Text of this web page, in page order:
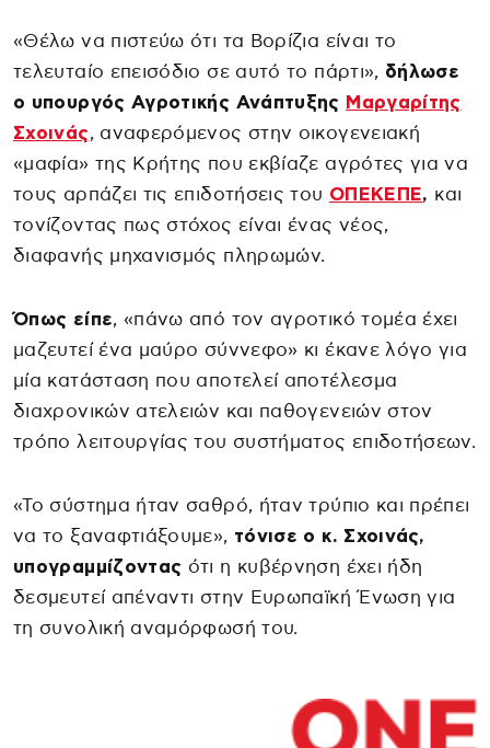
«Θέλω να πιστεύω ότι τα Βορίζια είναι το
τελευταίο επεισόδιο σε αυτό το πάρτι», δήλωσε
ο υπουργός Αγροτικής Ανάπτυξης Μαργαρίτης
Σχοινάς, αναφερόμενος στην οικογενειακή
«μαφία» της Κρήτης που εκβίαζε αγρότες για να
τους αρπάζει τις επιδοτήσεις του ΟΠΕΚΕΠΕ, και
τονίζοντας πως στόχος είναι ένας νέος,
διαφανής μηχανισμός πληρωμών.
Όπως είπε, «πάνω από τον αγροτικό τομέα έχει
μαζευτεί ένα μαύρο σύννεφο» κι έκανε λόγο για
μία κατάσταση που αποτελεί αποτέλεσμα
διαχρονικών ατελειών και παθογενειών στον
τρόπο λειτουργίας του συστήματος επιδοτήσεων.
«Το σύστημα ήταν σαθρό, ήταν τρύπιο και πρέπει
να το ξαναφτιάξουμε», τόνισε ο κ. Σχοινάς,
υπογραμμίζοντας ότι η κυβέρνηση έχει ήδη
δεσμευτεί απέναντι στην Ευρωπαϊκή Ένωση για
τη συνολική αναμόρφωσή του.